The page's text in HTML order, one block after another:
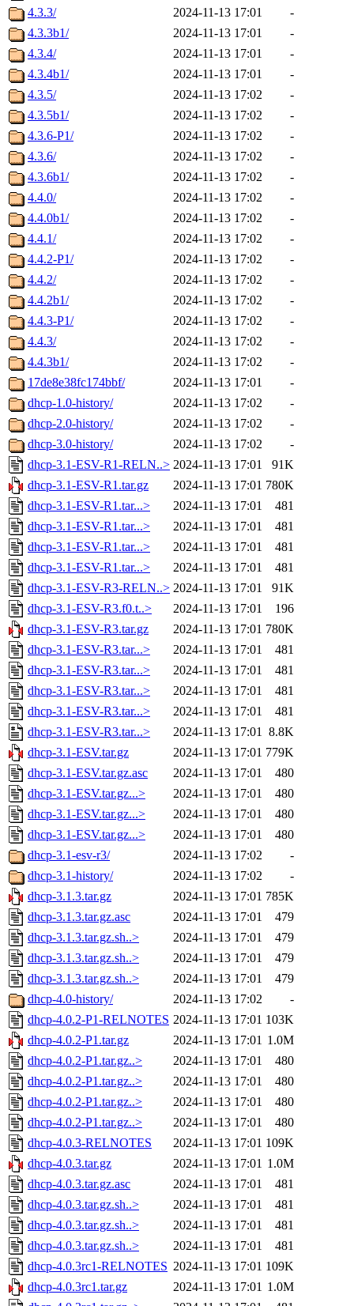
4.3.3/
2024-11-13 17:01
-
4.3.3b1/
2024-11-13 17:01
-
4.3.4/
2024-11-13 17:01
-
4.3.4b1/
2024-11-13 17:01
-
4.3.5/
2024-11-13 17:02
-
4.3.5b1/
2024-11-13 17:02
-
4.3.6-P1/
2024-11-13 17:02
-
4.3.6/
2024-11-13 17:02
-
4.3.6b1/
2024-11-13 17:02
-
4.4.0/
2024-11-13 17:02
-
4.4.0b1/
2024-11-13 17:02
-
4.4.1/
2024-11-13 17:02
-
4.4.2-P1/
2024-11-13 17:02
-
4.4.2/
2024-11-13 17:02
-
4.4.2b1/
2024-11-13 17:02
-
4.4.3-P1/
2024-11-13 17:02
-
4.4.3/
2024-11-13 17:02
-
4.4.3b1/
2024-11-13 17:02
-
17de8e38fc174bbf/
2024-11-13 17:01
-
dhcp-1.0-history/
2024-11-13 17:02
-
dhcp-2.0-history/
2024-11-13 17:02
-
dhcp-3.0-history/
2024-11-13 17:02
-
dhcp-3.1-ESV-R1-RELN..> 2024-11-13 17:01
91K
dhcp-3.1-ESV-R1.tar.gz
2024-11-13 17:01 780K
dhcp-3.1-ESV-R1.tar...>
2024-11-13 17:01
481
dhcp-3.1-ESV-R1.tar...>
2024-11-13 17:01
481
dhcp-3.1-ESV-R1.tar...>
2024-11-13 17:01
481
dhcp-3.1-ESV-R1.tar...>
2024-11-13 17:01
481
dhcp-3.1-ESV-R3-RELN..> 2024-11-13 17:01
91K
dhcp-3.1-ESV-R3.f0.t..>
2024-11-13 17:01
196
dhcp-3.1-ESV-R3.tar.gz
2024-11-13 17:01 780K
dhcp-3.1-ESV-R3.tar...>
2024-11-13 17:01
481
dhcp-3.1-ESV-R3.tar...>
2024-11-13 17:01
481
dhcp-3.1-ESV-R3.tar...>
2024-11-13 17:01
481
dhcp-3.1-ESV-R3.tar...>
2024-11-13 17:01
481
dhcp-3.1-ESV-R3.tar...>
2024-11-13 17:01 8.8K
dhcp-3.1-ESV.tar.gz
2024-11-13 17:01 779K
dhcp-3.1-ESV.tar.gz.asc
2024-11-13 17:01
480
dhcp-3.1-ESV.tar.gz...>
2024-11-13 17:01
480
dhcp-3.1-ESV.tar.gz...>
2024-11-13 17:01
480
dhcp-3.1-ESV.tar.gz...>
2024-11-13 17:01
480
dhcp-3.1-esv-r3/
2024-11-13 17:02
-
dhcp-3.1-history/
2024-11-13 17:02
-
dhcp-3.1.3.tar.gz
2024-11-13 17:01 785K
dhcp-3.1.3.tar.gz.asc
2024-11-13 17:01
479
dhcp-3.1.3.tar.gz.sh..>
2024-11-13 17:01
479
dhcp-3.1.3.tar.gz.sh..>
2024-11-13 17:01
479
dhcp-3.1.3.tar.gz.sh..>
2024-11-13 17:01
479
dhcp-4.0-history/
2024-11-13 17:02
-
dhcp-4.0.2-P1-RELNOTES 2024-11-13 17:01 103K
dhcp-4.0.2-P1.tar.gz
2024-11-13 17:01 1.0M
dhcp-4.0.2-P1.tar.gz..>
2024-11-13 17:01
480
dhcp-4.0.2-P1.tar.gz..>
2024-11-13 17:01
480
dhcp-4.0.2-P1.tar.gz..>
2024-11-13 17:01
480
dhcp-4.0.2-P1.tar.gz..>
2024-11-13 17:01
480
dhcp-4.0.3-RELNOTES
2024-11-13 17:01 109K
dhcp-4.0.3.tar.gz
2024-11-13 17:01 1.0M
dhcp-4.0.3.tar.gz.asc
2024-11-13 17:01
481
dhcp-4.0.3.tar.gz.sh..>
2024-11-13 17:01
481
dhcp-4.0.3.tar.gz.sh..>
2024-11-13 17:01
481
dhcp-4.0.3.tar.gz.sh..>
2024-11-13 17:01
481
dhcp-4.0.3rc1-RELNOTES 2024-11-13 17:01 109K
dhcp-4.0.3rc1.tar.gz
2024-11-13 17:01 1.0M